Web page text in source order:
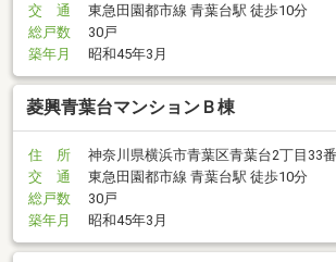
交 通
東急田園都市線 青葉台駅 徒歩10分
総戸数
30戸
築年月
昭和45年3月
菱興青葉台マンションＢ棟
住 所
神奈川県横浜市青葉区青葉台2丁目33
交 通
東急田園都市線 青葉台駅 徒歩10分
総戸数
30戸
築年月
昭和45年3月